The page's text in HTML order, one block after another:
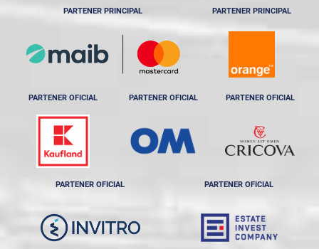
PARTENER PRINCIPAL PARTENER PRINCIPAL
PARTENER OFICIAL PARTENER OFICIAL PARTENER OFICIAL
PARTENER OFICIAL PARTENER OFICIAL